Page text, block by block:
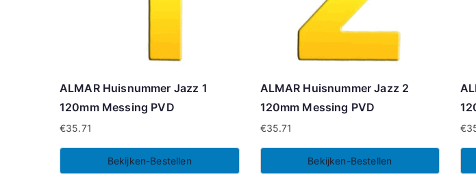
ALMAR Huisnummer Jazz 1
120mm Messing PVD
€35.71
Bekijken-Bestellen
ALMAR Huisnummer Jazz 2
120mm Messing PVD
€35.71
Bekijken-Bestellen
€